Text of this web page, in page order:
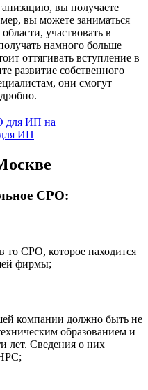
вы получаете
вы можете заниматься
участвовать в
намного больше
оттягивать вступление в
развитие собственного
они смогут
для ИП на
ИП
СРО:
СРО, которое находится
фирмы;
компании должно быть не
образованием и
лет. Сведения о них